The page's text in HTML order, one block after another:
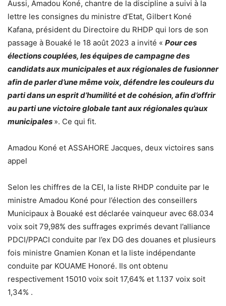
Aussi, Amadou Koné, chantre de la discipline a suivi à la
lettre les consignes du ministre d’Etat, Gilbert Koné
Kafana, président du Directoire du RHDP qui lors de son
passage à Bouaké le 18 août 2023 a invité « Pour ces
élections couplées, les équipes de campagne des
candidats aux municipales et aux régionales de fusionner
afin de parler d’une même voix, défendre les couleurs du
parti dans un esprit d’humilité et de cohésion, afin d’offrir
au parti une victoire globale tant aux régionales qu’aux
municipales ». Ce qui fit.
Amadou Koné et ASSAHORE Jacques, deux victoires sans
appel
Selon les chiffres de la CEI, la liste RHDP conduite par le
ministre Amadou Koné pour l’élection des conseillers
Municipaux à Bouaké est déclarée vainqueur avec 68.034
voix soit 79,98% des suffrages exprimés devant l’alliance
PDCI/PPACI conduite par l’ex DG des douanes et plusieurs
fois ministre Gnamien Konan et la liste indépendante
conduite par KOUAME Honoré. Ils ont obtenu
respectivement 15010 voix soit 17,64% et 1.137 voix soit
1,34% .